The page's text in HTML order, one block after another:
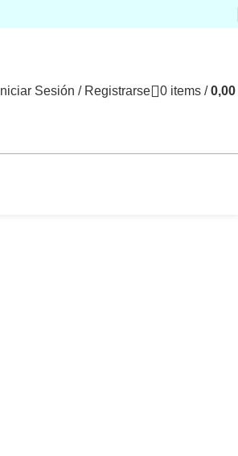
Iniciar Sesión / Registrarse 0 items / 0,00